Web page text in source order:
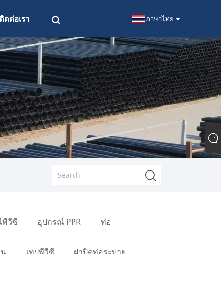
ติดต่อเรา ภาษาไทย
วีซี อุปกรณ์ PPR ท่อ
เทปพีวีซี ฝาปิดท่อระบาย